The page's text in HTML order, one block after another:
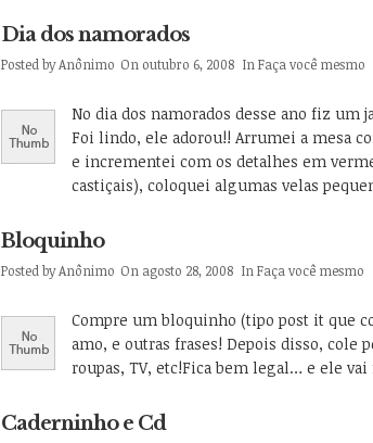
Dia dos namorados
Posted byAnônimo On outubro 6, 2008 In Faça você mesmo
No dia dos namorados desse ano fiz um
Foi lindo, ele adorou!! Arrumei a mesa
e incrementei com os detalhes em
castiçais), coloquei algumas velas
Bloquinho
Posted byAnônimo On agosto 28, 2008 In Faça você mesmo
Compre um bloquinho (tipo post it que
amo, e outras frases! Depois disso, cole
roupas, TV, etc!Fica bem legal… e ele
Caderninho e Cd